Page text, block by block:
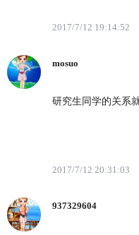
2017/7/12 19:14:52
mosuo
研究生同学的关系
2017/7/12 20:31:03
937329604